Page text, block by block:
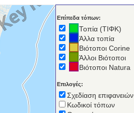
Επίπεδα τόπων:
Τοπία (ΤΙΦΚ)
Άλλα τοπία
Βιότοποι Corine
Άλλοι Βιότοποι
Βιότοποι Natura
Επιλογές:
Σχεδίαση επιφανειών
Κωδικοί τόπων